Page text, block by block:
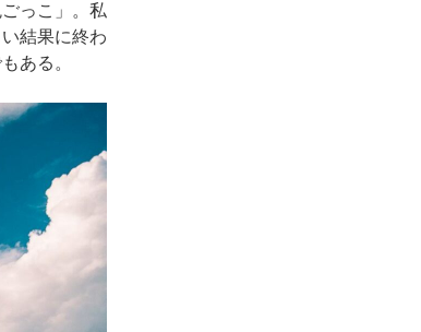
っこ」。私
結果に終わ
ある。